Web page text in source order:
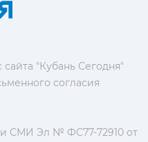
"Кубань Сегодня"
согласия
СМИ Эл № ФС77-72910 от